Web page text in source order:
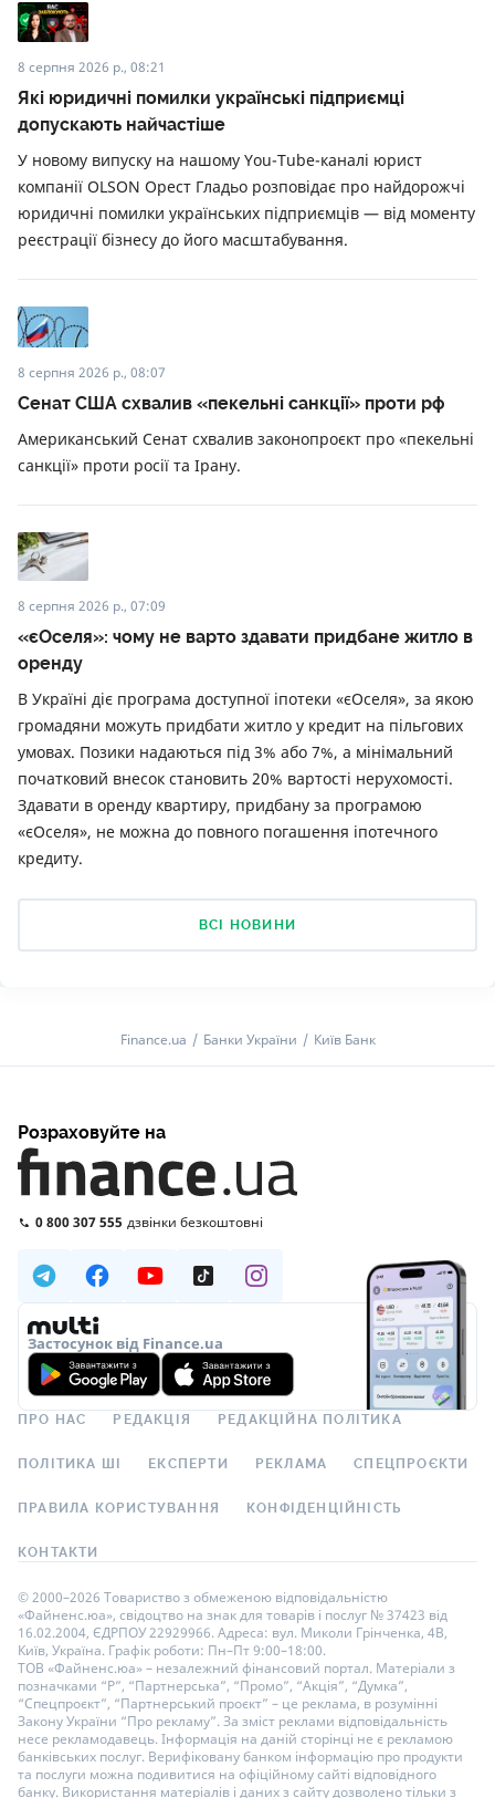
8 серпня 2026 р., 08:21
Які юридичні помилки українські підприємці
допускають найчастіше
У новому випуску на нашому You-Tube-каналі юрист
компанії OLSON Орест Гладьо розповідає про найдорожчі
юридичні помилки українських підприємців — від моменту
реєстрації бізнесу до його масштабування.
8 серпня 2026 р., 08:07
Сенат США схвалив «пекельні санкції» проти рф
Американський Сенат схвалив законопроєкт про «пекельні
санкції» проти росії та Ірану.
8 серпня 2026 р., 07:09
«єОселя»: чому не варто здавати придбане житло в
оренду
В Україні діє програма доступної іпотеки «єОселя», за якою
громадяни можуть придбати житло у кредит на пільгових
умовах. Позики надаються під 3% або 7%, а мінімальний
початковий внесок становить 20% вартості нерухомості.
Здавати в оренду квартиру, придбану за програмою
«єОселя», не можна до повного погашення іпотечного
кредиту.
ВСІ НОВИНИ
Finance.ua Банки України Київ Банк
Розраховуйте на
0 800 307 555 дзвінки безкоштовні
Застосунок від Finance.ua
ПРО НАС РЕДАКЦІЯ РЕДАКЦІЙНА ПОЛІТИКА
ПОЛІТИКА ШІ ЕКСПЕРТИ РЕКЛАМА СПЕЦПРОЄКТИ
ПРАВИЛА КОРИСТУВАННЯ КОНФІДЕНЦІЙНІСТЬ
КОНТАКТИ
© 2000–2026 Товариство з обмеженою відповідальністю
«Файненс.юа», свідоцтво на знак для товарів і послуг № 37423 від
16.02.2004, ЄДРПОУ 22929966. Адреса: вул. Миколи Грінченка, 4В,
Київ, Україна. Графік роботи: Пн–Пт 9:00–18:00.
ТОВ «Файненс.юа» – незалежний фінансовий портал. Матеріали з
позначками “Р”, “Партнерська”, “Промо”, “Акція”, “Думка”,
“Спецпроєкт”, “Партнерський проєкт” – це реклама, в розумінні
Закону України “Про рекламу”. За зміст реклами відповідальність
несе рекламодавець. Інформація на даній сторінці не є рекламою
банківських послуг. Верифіковану банком інформацію про продукти
та послуги можна подивитися на офіційному сайті відповідного
банку. Використання матеріалів і даних з сайту дозволено тільки з